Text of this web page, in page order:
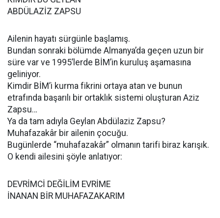
ABDÜLAZİZ ZAPSU
Ailenin hayatı sürgünle başlamış.
Bundan sonraki bölümde Almanya’da geçen uzun bir
süre var ve 1995’lerde BİM’in kuruluş aşamasına
geliniyor.
Kimdir BİM’i kurma fikrini ortaya atan ve bunun
etrafında başarılı bir ortaklık sistemi oluşturan Aziz
Zapsu…
Ya da tam adıyla Geylan Abdülaziz Zapsu?
Muhafazakâr bir ailenin çocuğu.
Bugünlerde “muhafazakâr” olmanın tarifi biraz karışık.
O kendi ailesini şöyle anlatıyor:
DEVRİMCİ DEĞİLİM EVRİME
İNANAN BİR MUHAFAZAKARIM